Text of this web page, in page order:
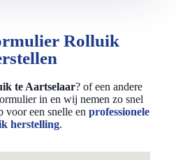
Rolluik
te Aartselaar? of een andere
in en wij nemen zo snel
voor een snelle en professionele
herstelling.